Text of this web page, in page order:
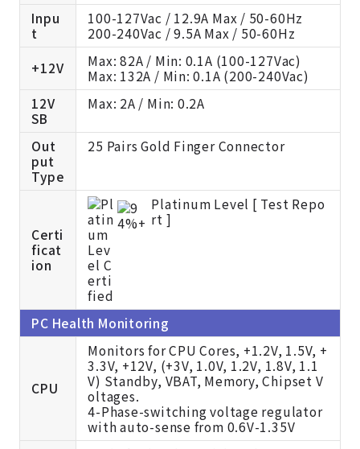
Inpu
t
100-127Vac / 12.9A Max / 50-60Hz
200-240Vac / 9.5A Max / 50-60Hz
+12V
Max: 82A / Min: 0.1A (100-127Vac)
Max: 132A / Min: 0.1A (200-240Vac)
12V
SB
Max: 2A / Min: 0.2A
Out
put
Type
25 Pairs Gold Finger Connector
Certi
ficat
ion
Platinum Level [ Test Repo
rt ]
PC Health Monitoring
CPU
Monitors for CPU Cores, +1.2V, 1.5V, +
3.3V, +12V, (+3V, 1.0V, 1.2V, 1.8V, 1.1
V) Standby, VBAT, Memory, Chipset V
oltages.
4-Phase-switching voltage regulator
with auto-sense from 0.6V-1.35V